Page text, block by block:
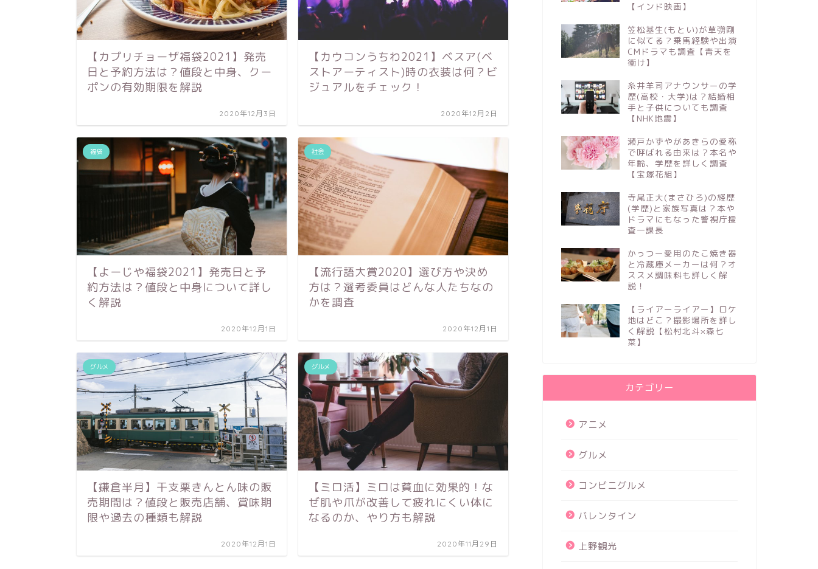
【カプリチョーザ福袋2021】発売
日と予約方法は？値段と中身、クー
ポンの有効期限を解説
2020年12月3日
【カウコンうちわ2021】ベスア(ベ
ストアーティスト)時の衣装は何？ビ
ジュアルをチェック！
2020年12月2日
福袋
【よーじや福袋2021】発売日と予
約方法は？値段と中身について詳し
く解説
2020年12月1日
社会
【流行語大賞2020】選び方や決め
方は？選考委員はどんな人たちなの
かを調査
2020年12月1日
グルメ
【鎌倉半月】干支栗きんとん味の販
売期間は？値段と販売店舗、賞味期
限や過去の種類も解説
2020年12月1日
グルメ
【ミロ活】ミロは貧血に効果的！な
ぜ肌や爪が改善して疲れにくい体に
なるのか、やり方も解説
2020年11月29日
瀬戸かずやがあきらの愛称で呼ばれ
く調査【宝塚花組】
2021年2月13日
杏と東出昌大が大河ドラマ共演でき
るのはなぜ？離婚後共演NGになら
ない理由を調査！
2021年2月2日
まなまる(永藤まな)の出身音大は？
査【クレヨンしんちゃん】
【インド映画】
笠松基生(もとい)が草彅剛
に似てる？乗馬経験や出演
CMドラマも調査【青天を
衝け】
糸井羊司アナウンサーの学
歴(高校・大学)は？結婚相
手と子供についても調査
【NHK地震】
瀬戸かずやがあきらの愛称
で呼ばれる由来は？本名や
年齢、学歴を詳しく調査
【宝塚花組】
寺尾正大(まさひろ)の経歴
(学歴)と家族写真は？本や
ドラマにもなった警視庁捜
査一課長
かっつー愛用のたこ焼き器
と冷蔵庫メーカーは何？オ
ススメ調味料も詳しく解
説！
【ライアーライアー】ロケ
地はどこ？撮影場所を詳し
く解説【松村北斗×森七
菜】
カテゴリー
アニメ
グルメ
コンビニグルメ
バレンタイン
上野観光